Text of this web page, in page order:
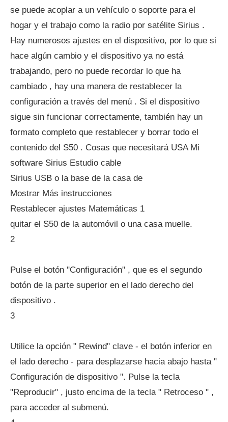
se puede acoplar a un vehículo o soporte para el
hogar y el trabajo como la radio por satélite Sirius .
Hay numerosos ajustes en el dispositivo, por lo que si
hace algún cambio y el dispositivo ya no está
trabajando, pero no puede recordar lo que ha
cambiado , hay una manera de restablecer la
configuración a través del menú . Si el dispositivo
sigue sin funcionar correctamente, también hay un
formato completo que restablecer y borrar todo el
contenido del S50 . Cosas que necesitará USA Mi
software Sirius Estudio cable
Sirius USB o la base de la casa de
Mostrar Más instrucciones
Restablecer ajustes Matemáticas 1
quitar el S50 de la automóvil o una casa muelle.
2
Pulse el botón "Configuración" , que es el segundo
botón de la parte superior en el lado derecho del
dispositivo .
3
Utilice la opción " Rewind" clave - el botón inferior en
el lado derecho - para desplazarse hacia abajo hasta "
Configuración de dispositivo ". Pulse la tecla
"Reproducir" , justo encima de la tecla " Retroceso " ,
para acceder al submenú.